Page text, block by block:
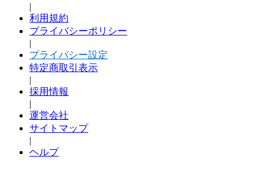
|
利用規約
プライバシーポリシー
|
プライバシー設定
特定商取引表示
|
採用情報
|
運営会社
サイトマップ
|
ヘルプ